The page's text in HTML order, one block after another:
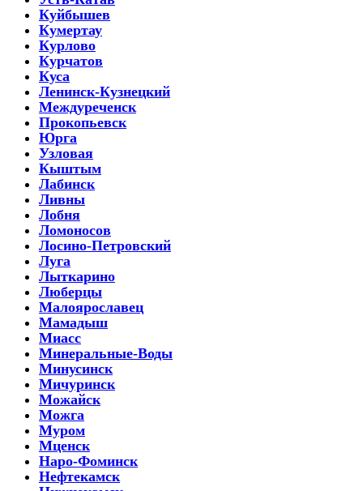
Куйбышев
Кумертау
Курлово
Курчатов
Куса
Ленинск-Кузнецкий
Междуреченск
Прокопьевск
Юрга
Узловая
Кыштым
Лабинск
Ливны
Лобня
Ломоносов
Лосино-Петровский
Луга
Лыткарино
Люберцы
Малоярославец
Мамадыш
Миасс
Минеральные-Воды
Минусинск
Мичуринск
Можайск
Можга
Муром
Мценск
Наро-Фоминск
Нефтекамск